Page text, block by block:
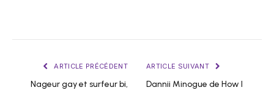
ARTICLE PRÉCÉDENT
Nageur gay et surfeur bi,
ARTICLE SUIVANT
Dannii Minogue de How I